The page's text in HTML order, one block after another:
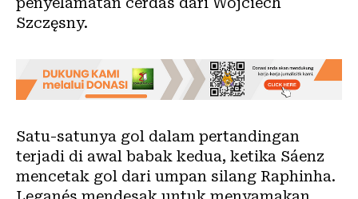
Szczęsny.
Satu-satunya gol dalam pertandingan
terjadi di awal babak kedua, ketika Sáenz
mencetak gol dari umpan silang Raphinha.